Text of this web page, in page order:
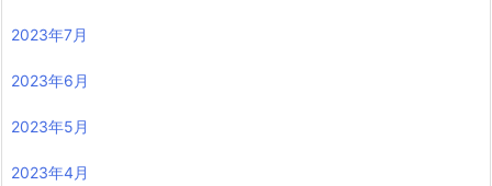
2023年7月
2023年6月
2023年5月
2023年4月